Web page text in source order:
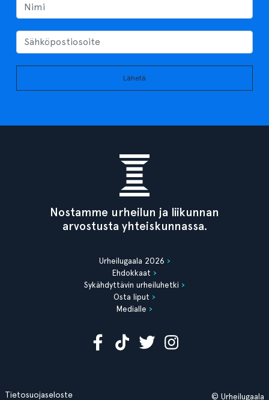
Lähetä
Nostamme urheilun ja liikunnan
arvostusta yhteiskunnassa.
Urheilugaala 2026
Ehdokkaat
Sykähdyttävin urheiluhetki
Osta liput
Medialle
Tietosuojaseloste © Urheilugaala